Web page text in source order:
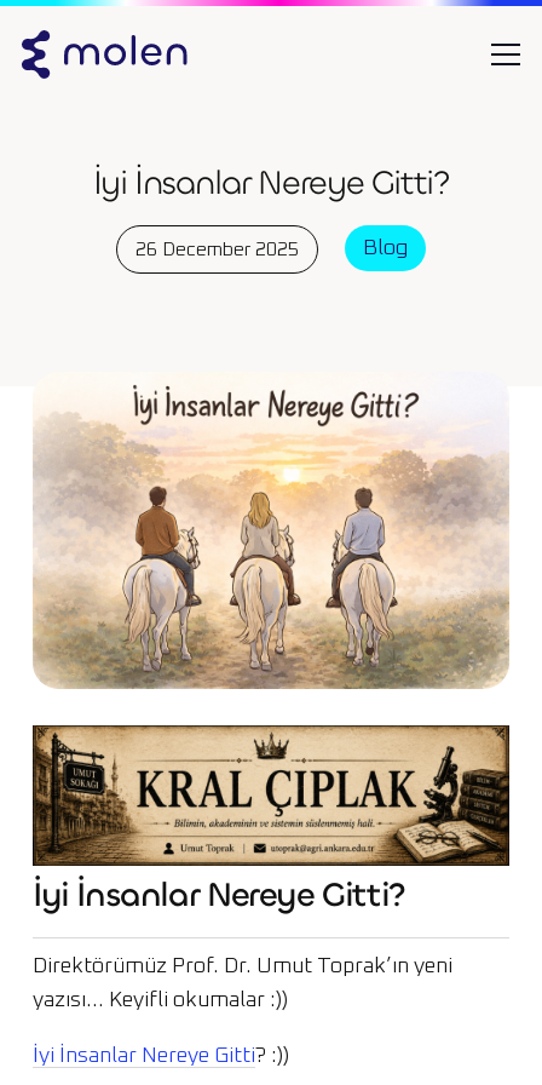
İyi İnsanlar Nereye Gitti?
26 December 2025 Blog
İyi İnsanlar Nereye Gitti?
Direktörümüz Prof. Dr. Umut Toprak’ın yeni
yazısı… Keyifli okumalar :))
İyi İnsanlar Nereye Gitti? :))